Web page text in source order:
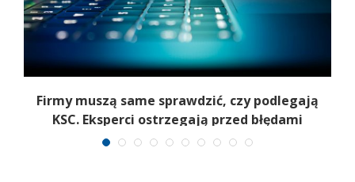
Firmy muszą same sprawdzić, czy podlegają
KSC. Eksperci ostrzegają przed błędami